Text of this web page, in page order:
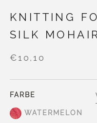
KNITTING
SILK
€10,10
FARBE
WATERMELON